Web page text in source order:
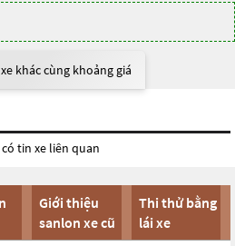
khác cùng khoảng giá
tin xe liên quan
Giới thiệu
sanlon xe cũ
Thi thử bằng
lái xe